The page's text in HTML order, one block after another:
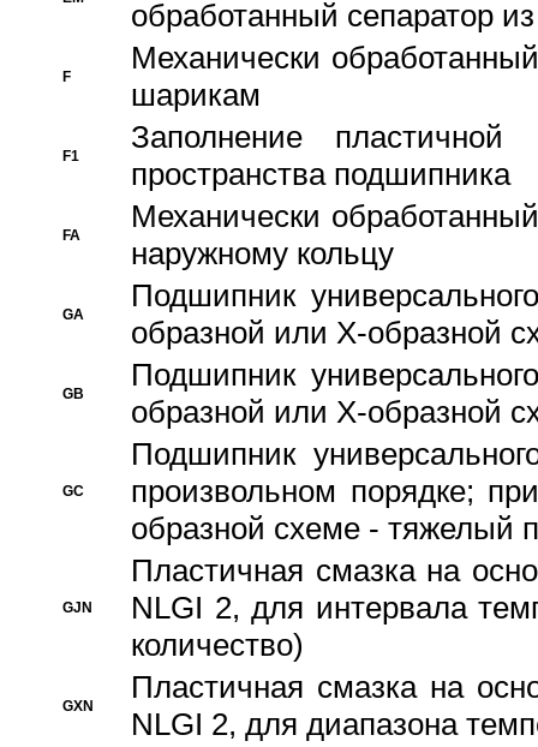
обработанный сепаратор
F
Механически
шарикам
F1
Заполнение
пространства подшипника
FA
Механически
наружному кольцу
GA
Подшипник
образной или Х-образной
GB
Подшипник
образной или Х-образной
GC
Подшипник
произвольном порядке;
образной схеме - тяжелый
GJN
Пластичная смазка на
NLGI 2, для интервала
количество)
GXN
Пластичная смазка на
NLGI 2, для диапазона